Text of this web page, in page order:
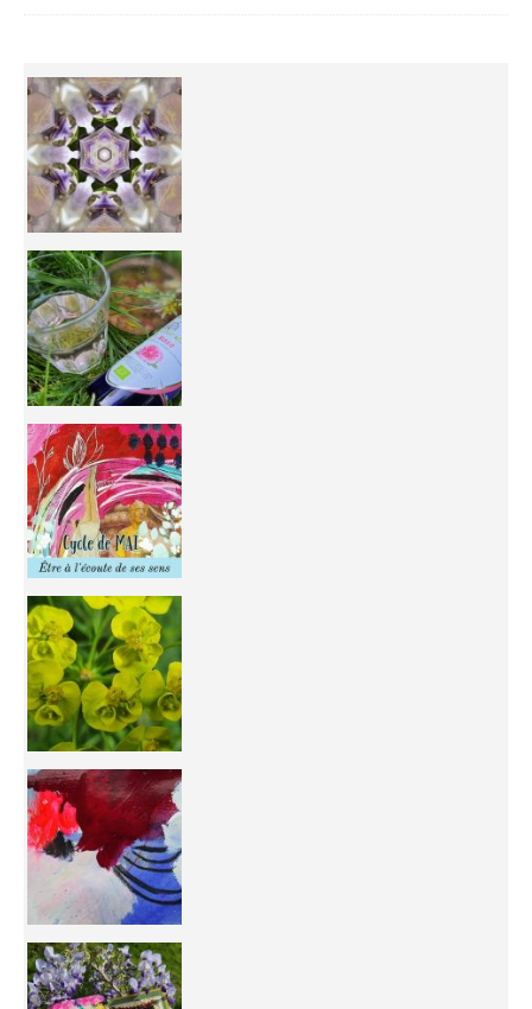
Inhabit your body and understand its
You're
50/50 OR 100/100 ? The day after Ascension, w